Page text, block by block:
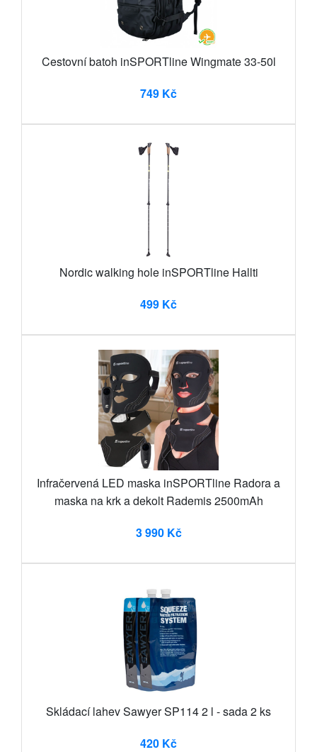
Cestovní batoh inSPORTline Wingmate 33-50l
749 Kč
Nordic walking hole inSPORTline Hallti
499 Kč
Infračervená LED maska inSPORTline Radora a
maska na krk a dekolt Rademis 2500mAh
3 990 Kč
Skládací lahev Sawyer SP114 2 l - sada 2 ks
420 Kč